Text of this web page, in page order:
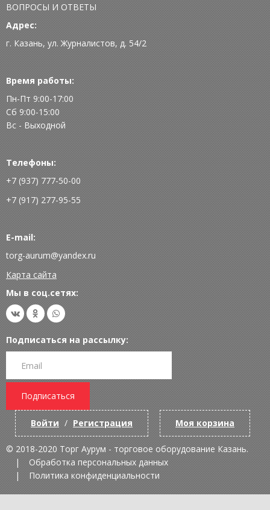
ВОПРОСЫ И ОТВЕТЫ
Адрес:
г. Казань, ул. Журналистов, д. 54/2
Время работы:
Пн-Пт 9:00-17:00
Сб 9:00-15:00
Вс - Выходной
Телефоны:
+7 (937) 777-50-00
+7 (917) 277-95-55
E-mail:
torg-aurum@yandex.ru
Карта сайта
Мы в соц.сетях:
Подписаться на рассылку:
Подписаться
Войти / Регистрация Моя корзина
© 2018-2020 Торг Аурум - торговое оборудование Казань.
Обработка персональных данных
Политика конфиденциальности